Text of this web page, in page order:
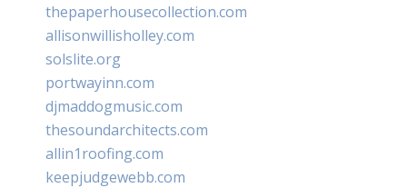
thepaperhousecollection.com
allisonwillisholley.com
solslite.org
portwayinn.com
djmaddogmusic.com
thesoundarchitects.com
allin1roofing.com
keepjudgewebb.com